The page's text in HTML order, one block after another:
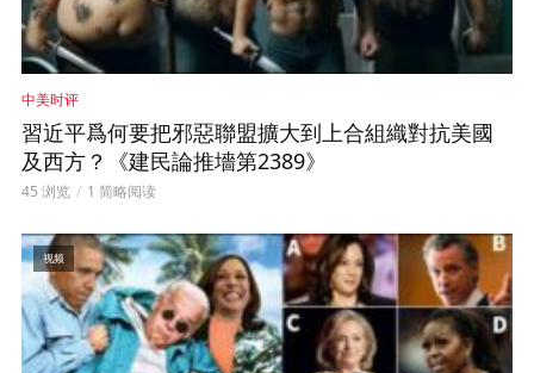
中美时评
習近平爲何要把邪惡聯盟擴大到上合組織對抗美國
及西方？《建民論推墻第2389》
45 浏览 1 简略阅读
视频